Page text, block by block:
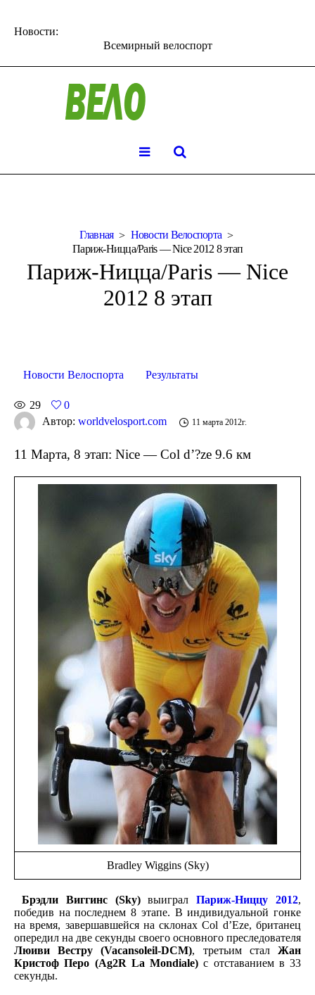
Новости:
Всемирный велоспорт
Главная
Новости Велоспорта
Париж-Ницца/Paris — Nice 2012 8 этап
Париж-Ницца/Paris — Nice
2012 8 этап
Новости Велоспорта Результаты
29
0
Автор: worldvelosport.com 11 марта 2012г.
11 Марта, 8 этап: Nice — Col d’?ze 9.6 км
Bradley Wiggins (Sky)
Брэдли Виггинс (Sky)выигралПариж-Ниццу 2012,
победив на последнем 8 этапе. В индивидуальной гонке
на время, завершавшейся на склонах Col d’Eze, британец
опередил на две секунды своего основного преследователя
Люиви Вестру (Vacansoleil-DCM), третьим сталЖан
Кристоф Перо (Ag2R La Mondiale) с отставанием в 33
секунды.